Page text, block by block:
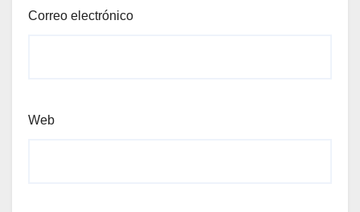
Correo electrónico
Web